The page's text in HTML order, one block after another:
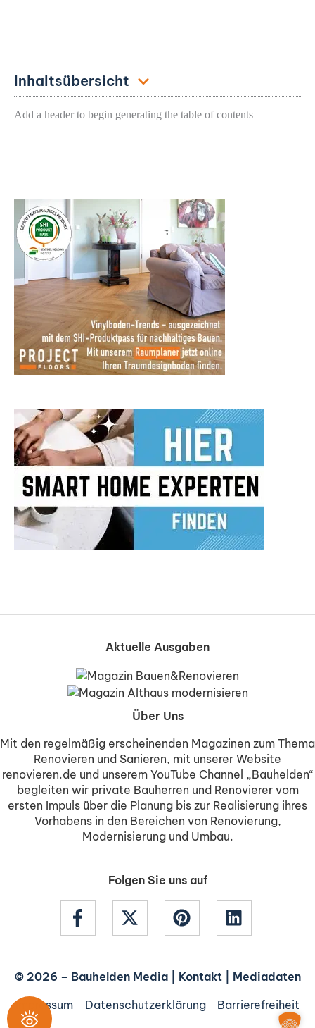
Inhaltsübersicht
Add a header to begin generating the table of contents
Aktuelle Ausgaben
Über Uns
Mit den regelmäßig erscheinenden Magazinen zum Thema
Renovieren und Sanieren, mit unserer Website
renovieren.de und unserem YouTube Channel „Bauhelden“
begleiten wir private Bauherren und Renovierer vom
ersten Impuls über die Planung bis zur Realisierung ihres
Vorhabens in den Bereichen von Renovierung,
Modernisierung und Umbau.
Folgen Sie uns auf
© 2026 – Bauhelden Media| Kontakt| Mediadaten
Impressum
Datenschutzerklärung Barrierefreiheit